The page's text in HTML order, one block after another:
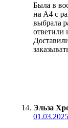
Была в
на А4 с
выбрала
ответили
Эльза
01.03.2025